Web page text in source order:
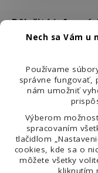
Nech sa Vám u
Používame
správne fungovať,
nám umožniť
Výberom
spracovaním
tlačidlom
cookies, kde sa o
môžete všetky
kliknutím
Dôležité